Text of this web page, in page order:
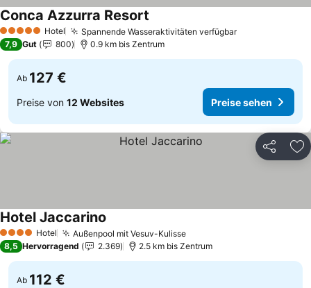
5 Sterne Hotel Spannende Wasseraktivitäten verfügbarPreise sehen
Conca Azzurra Resort
7,9 Gut 800 0.9 km bis Zentrum
Ab 127 €
Preise von 12 Websites Preise sehen
Teilen
4 Sterne Hotel Außenpool mit Vesuv-KulissePreise sehen
Hotel Jaccarino
8,5 Hervorragend 2.369 2.5 km bis Zentrum
Ab 112 €